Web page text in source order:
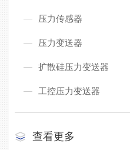
压力传感器
压力变送器
扩散硅压力变送器
工控压力变送器
查看更多